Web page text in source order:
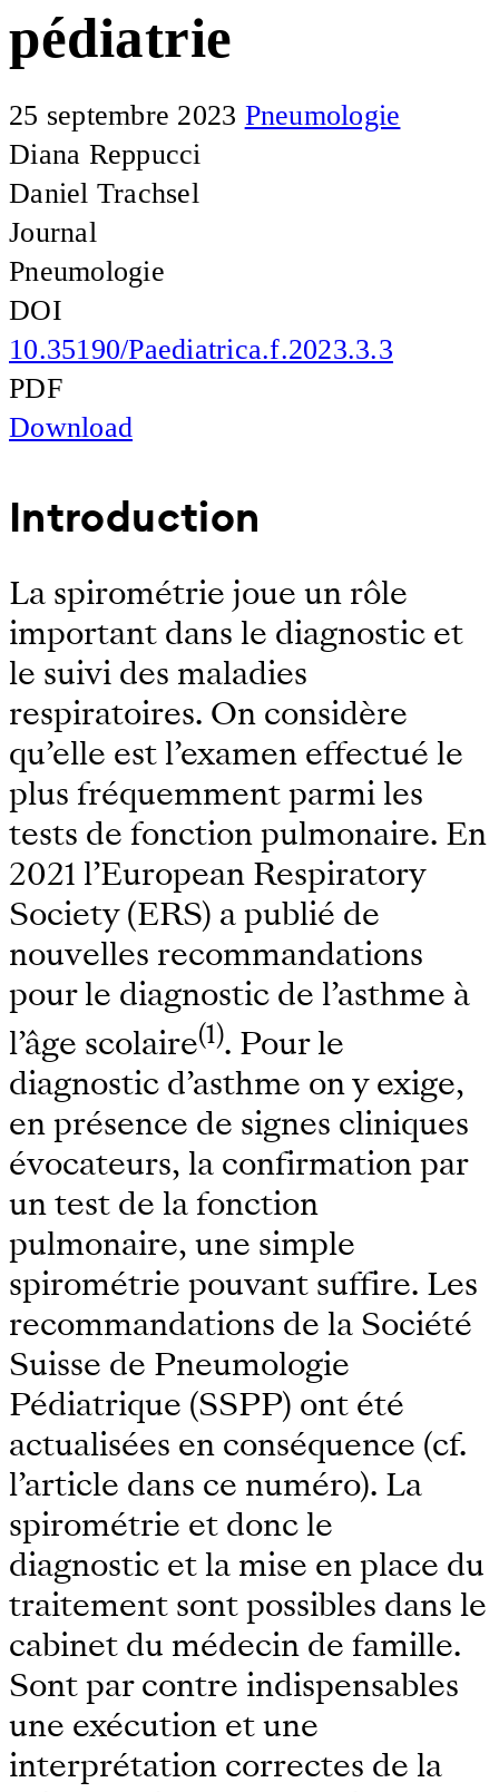
pédiatrie
25 septembre 2023 Pneumologie
Diana Reppucci
Daniel Trachsel
Journal
Pneumologie
DOI
10.35190/Paediatrica.f.2023.3.3
PDF
Download
Introduction
La spirométrie joue un rôle
important dans le diagnostic et
le suivi des maladies
respiratoires. On considère
qu’elle est l’examen effectué le
plus fréquemment parmi les
tests de fonction pulmonaire. En
2021 l’European Respiratory
Society (ERS) a publié de
nouvelles recommandations
pour le diagnostic de l’asthme à
l’âge scolaire(1). Pour le
diagnostic d’asthme on y exige,
en présence de signes cliniques
évocateurs, la confirmation par
un test de la fonction
pulmonaire, une simple
spirométrie pouvant suffire. Les
recommandations de la Société
Suisse de Pneumologie
Pédiatrique (SSPP) ont été
actualisées en conséquence (cf.
l’article dans ce numéro). La
spirométrie et donc le
diagnostic et la mise en place du
traitement sont possibles dans le
cabinet du médecin de famille.
Sont par contre indispensables
une exécution et une
interprétation correctes de la